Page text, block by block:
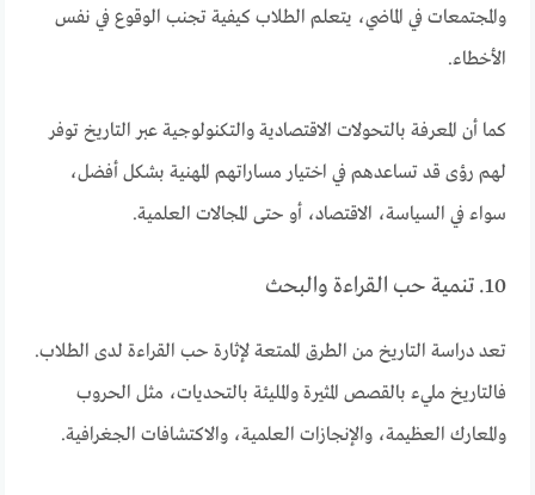
والمجتمعات في الماضي، يتعلم الطلاب كيفية تجنب الوقوع في نفس
الأخطاء.
كما أن المعرفة بالتحولات الاقتصادية والتكنولوجية عبر التاريخ توفر
لهم رؤى قد تساعدهم في اختيار مساراتهم المهنية بشكل أفضل،
سواء في السياسة، الاقتصاد، أو حتى المجالات العلمية.
10. تنمية حب القراءة والبحث
تعد دراسة التاريخ من الطرق الممتعة لإثارة حب القراءة لدى الطلاب.
فالتاريخ مليء بالقصص المثيرة والمليئة بالتحديات، مثل الحروب
والمعارك العظيمة، والإنجازات العلمية، والاكتشافات الجغرافية.